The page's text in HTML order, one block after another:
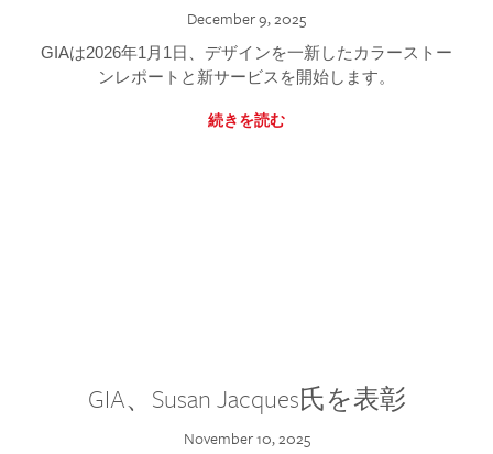
December 9, 2025
GIAは2026年1月1日、デザインを一新したカラーストー
ンレポートと新サービスを開始します。
続きを読む
GIA、Susan Jacques氏を表彰
November 10, 2025